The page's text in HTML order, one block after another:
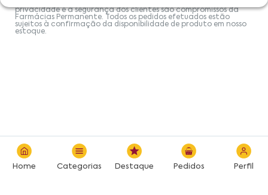
Home Categorias Destaque Pedidos Perfil
privacidade e a segurança dos clientes são compromissos da
Farmácias Permanente. Todos os pedidos efetuados estão
sujeitos à confirmação da disponibilidade de produto em nosso
estoque.